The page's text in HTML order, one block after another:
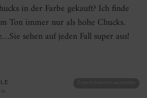
in der Farbe gekauft? Ich finde
Ton immer nur als hohe Chucks.
sehen auf jeden Fall super aus!